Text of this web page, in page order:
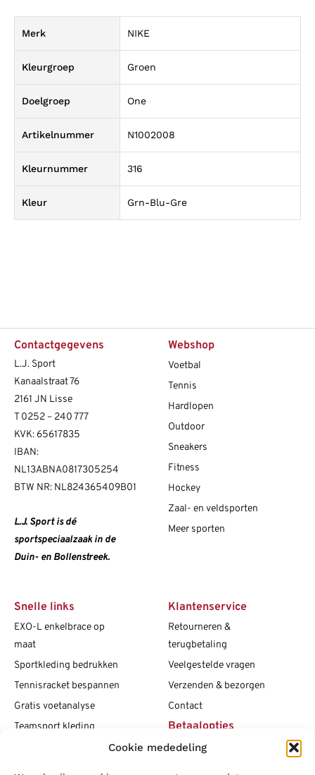
Cookie mededeling
Merk NIKE
Kleurgroep Groen
Doelgroep One
Artikelnummer N1002008
Kleurnummer 316
Kleur Grn-Blu-Gre
Contactgegevens
L.J. Sport
Kanaalstraat 76
2161 JN Lisse
T0252 – 240 777
KVK: 65617835
IBAN:
NL13ABNA0817305254
BTW NR: NL824365409B01
L.J. Sport is dé
sportspeciaalzaak in de
Duin- en Bollenstreek.
Webshop
Voetbal
Tennis
Hardlopen
Outdoor
Sneakers
Fitness
Hockey
Zaal- en veldsporten
Meer sporten
Snelle links
EXO-L enkelbrace op
maat
Sportkleding bedrukken
Tennisracket bespannen
Gratis voetanalyse
Teamsport kleding
Klantenservice
Retourneren &
terugbetaling
Veelgestelde vragen
Verzenden & bezorgen
Contact
Betaalopties